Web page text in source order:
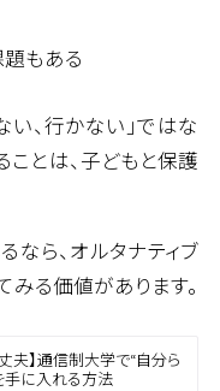
もある
、行かない」ではな
ことは、子どもと保護
ら、オルタナティブ
る価値があります。
夫】通信制大学で“自分ら
手に入れる方法